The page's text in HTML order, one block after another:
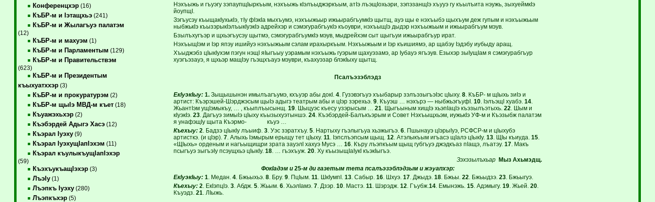
Конференцхэр(16)
КъБР-м и Iэтащхьэ(241)
КъБР-м и Жылагъуэ палатэм
(12)
КъБР-м и махуэм (1)
КъБР-м и Парламентым (129)
КъБР-м и Правительствэм
(623)
КъБР-м и Президентым
къыхуатххэр(3)
КъБР-м и прокуратурэм (2)
КъБР-м щыIэ МВД-м къет(18)
Къуажэхьхэр(2)
Къэбэрдей Адыгэ Хасэ(12)
Къэрал Iуэху(9)
Къэрал IуэхущIапIэхэм (11)
Къэрал къулыкъущIапIэхэр
(59)
КъэхъукъащIэхэр(3)
ЛъэIу(1)
Лъэпкъ Iуэху(280)
Лъэпкъхэр(5)
Нэхъыжь и гъуэгу зэпаупщIыркъым, нэхъыжь кIэлъыджэркъым, атIэ лъэщIохьэри, зэпэзанщIэ хъууэ гу къылъита нэужь, зыхуеймкIэ
йоупщI.
Зэгъусэу къыщакIухькIэ, тIу фIэкIа мыхъумэ, нэхъыжьыр ижьырабгъумкIэ щытщ, ауэ щы е нэхъыбэ щыхъум деж гупым и нэхъыжьым
ныбжькIэ къызэрыкIэлъыкIуэкIэ адрейхэр и сэмэгурабгъукIэ къоуври, нэхъыщIэ дыдэр нэхъыжьым и ижьырабгъум мэув.
Бзылъхугъэр и щхьэгъусэу щытмэ, сэмэгурабгъумкIэ мэув, мыдрейхэм сыт щыгъуи ижьырабгъур ират.
НэхъыщIэм и Iэр япэу ишийуэ нэхъыжьым сэлам ирахыркъым. Нэхъыжьым и Iэр къишиямэ, ар щабэу Iэдэбу иубыду аращ.
Хъыджэбз цIыкIухэм пэгун нэщI яIыгъыу уэрамым нэхъыжь гуэрым щахуэзамэ, ар Iубауэ ягъэув. Езыхэр зыIущIам я сэмэгурабгъур
хуэгъэзауэ, я щхьэр мащIэу гъэщхъауэ мэуври, къахуэзар блэкIыху щытщ.
Псалъэзэблэдз
ЕкIуэкIыу:1.Зыщышынэн имылъагъумэ, кхъуэр абы докI. 4. Гузэвэгъуэ хъыбарыр зэлъэзыгъэIэс цIыху. 8. КъБР- м щIыхь зиIэ и
артист: Къэрэшей-Шэрджэсым щыIэ адыгэ театрым абы и цIэр зэрехьэ. 9. Къуэш … нэхърэ — ныбжьэгъуфI. 10. IэлъэщI хуабэ. 14.
ЖьантIэм ущIэмыкъу, … , къыплъысынщ. 19. Шыцуэс къесу узэрысым … 21 . Щыгъыным хищIэ хьэпIацIэ къэзылъэтыхь. 22 . Шым и
кIуэкIэ. 23. Дагъуэ зимыIэ цIыху къызыхуэтыншэ. 24. Къэбэрдей-Балъкъэрым и Совет Нэхъыщхьэм, иужькIэ УФ-м и Къэзыбж палатэм
я унафэщIу щыта Къэрмо- къуэ …
Къехыу: 2 . Бадзэ цIыкIу лъыиф. 3. Уэс зэратхъу. 5. Нартыху гъэлыгъуа хьэжыгъэ. 6. Пшынауэ цIэрыIуэ, РСФСР-м и цIыхубэ
артисткэ. (и цIэр). 7. Алыхь Iэмырым ерыщу тет цIыху. 11 . Iэпслъэпсым щыщ. 12 . Атэлыкъым игъасэ щIалэ цIыкIу. 13. ЩIы къиуда. 15.
«ЩIыхь» орденым и нагъыщищри зрата зауэлI хахуэ Мусэ … 16. Къру лъэпкъым щыщ губгъуэ джэдкъаз пIащэ, лъатэу. 17. Макъ
псыгъуэ зыгъэIу псэущхьэ цIыкIу. 18. … гъэхъуж. 20. Ху къызыщIаIукI къэкIыгъэ.
Зэхэзылъхьар Мыз Ахьмэдщ.
ФокIадэм и 25-м ди газетым тета псалъэзэблэдзым и жэуапхэр:
ЕкIуэкIыу: 1 . Медан. 4. Бжьыхьэ. 8. Бру. 9. ПцIым. 11 . ШкIумпI. 13. Сабыр. 16. Шхуэ. 17. Джыдэ. 18. Бжьы. 22 . Бжьыдзэ. 23. Бжьыгуэ.
Къехыу: 2 . ЕкIэпцIэ. 3. Абдж. 5. Жьым. 6. ХьэлIамэ. 7. Дзэр. 10. Мастэ. 11 . Шэрэдж. 12 . Гъубж. 14. Емынэжь. 15. Адэмыгу. 19. Жьей. 20.
Къуэдз. 21 . ЛIыжь.